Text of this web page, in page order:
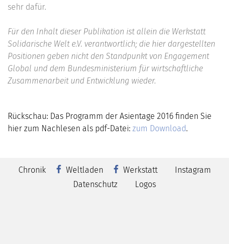
sehr dafür.
Für den Inhalt dieser Publikation ist allein die Werkstatt
Solidarische Welt e.V. verantwortlich; die hier dargestellten
Positionen geben nicht den Standpunkt von Engagement
Global und dem Bundesministerium für wirtschaftliche
Zusammenarbeit und Entwicklung wieder.
Rückschau: Das Programm der Asientage 2016 finden Sie
hier zum Nachlesen als pdf-Datei: zum Download.
Chronik Weltladen Werkstatt
Instagram
Datenschutz
Logos